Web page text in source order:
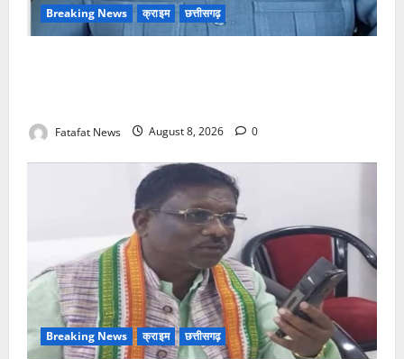
Breaking News क्राइम छत्तीसगढ़
Fatafat News August 8, 2026 0
Breaking News क्राइम छत्तीसगढ़